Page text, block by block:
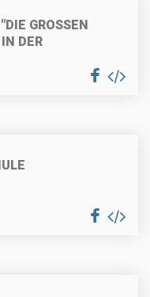
GROSSEN M
DER T